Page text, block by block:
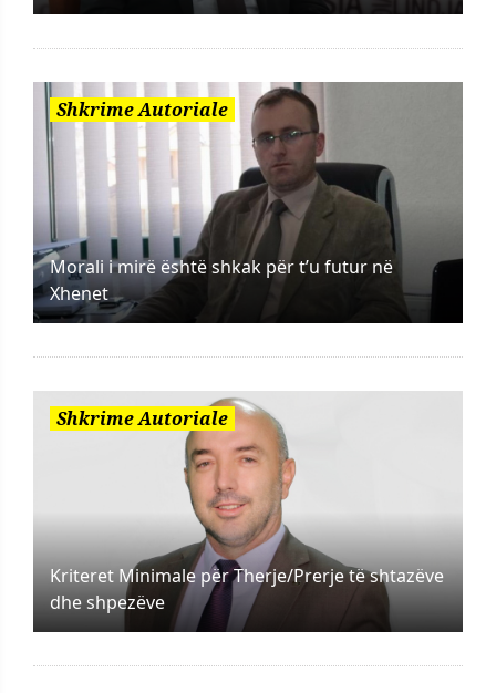
Shkrime Autoriale
Morali i mirë është shkak për t’u futur në
Xhenet
Shkrime Autoriale
Kriteret Minimale për Therje/Prerje të shtazëve
dhe shpezëve